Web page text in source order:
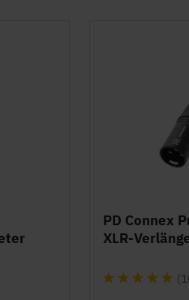
PD Connex
XLR-
Bewertung: